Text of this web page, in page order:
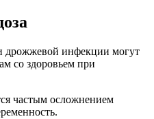
дрожжевой инфекции могут
со здоровьем при
частым осложнением